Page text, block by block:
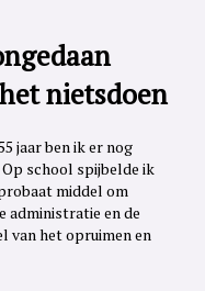
nietsdoen
jaar ben ik er nog
school spijbelde ik
middel om
administratie en de
van het opruimen en